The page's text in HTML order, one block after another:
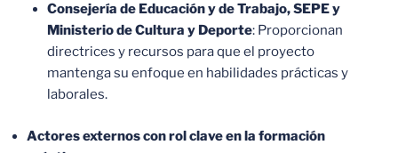
Consejería de Educación y de Trabajo, SEPE y
Ministerio de Cultura y Deporte: Proporcionan
directrices y recursos para que el proyecto
mantenga su enfoque en habilidades prácticas y
laborales.
Actores externos con rol clave en la formación